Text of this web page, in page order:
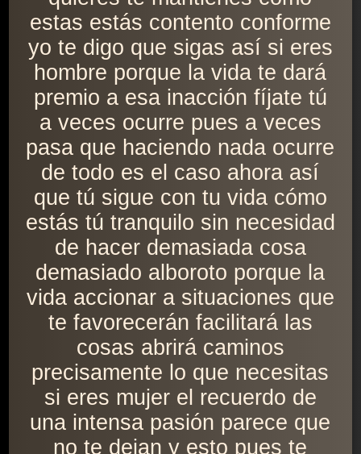
estas estás contento conforme
yo te digo que sigas así si eres
hombre porque la vida te dará
premio a esa inacción fíjate tú
a veces ocurre pues a veces
pasa que haciendo nada ocurre
de todo es el caso ahora así
que tú sigue con tu vida cómo
estás tú tranquilo sin necesidad
de hacer demasiada cosa
demasiado alboroto porque la
vida accionar a situaciones que
te favorecerán facilitará las
cosas abrirá caminos
precisamente lo que necesitas
si eres mujer el recuerdo de
una intensa pasión parece que
no te dejan y esto pues te